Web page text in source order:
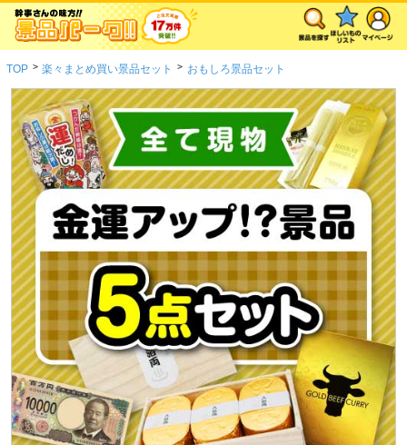
TOP > 楽々まとめ買い景品セット > おもしろ景品セット